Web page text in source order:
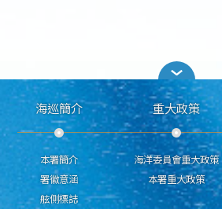
海巡簡介
本署簡介
署徽意涵
舷側標誌
重大政策
海洋委員會重大政策
本署重大政策